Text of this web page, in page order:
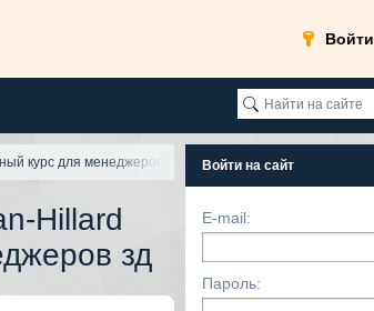
Войти
курс для менеджеров зд
Hillard
зд
Войти на сайт
E-mail:
Пароль: